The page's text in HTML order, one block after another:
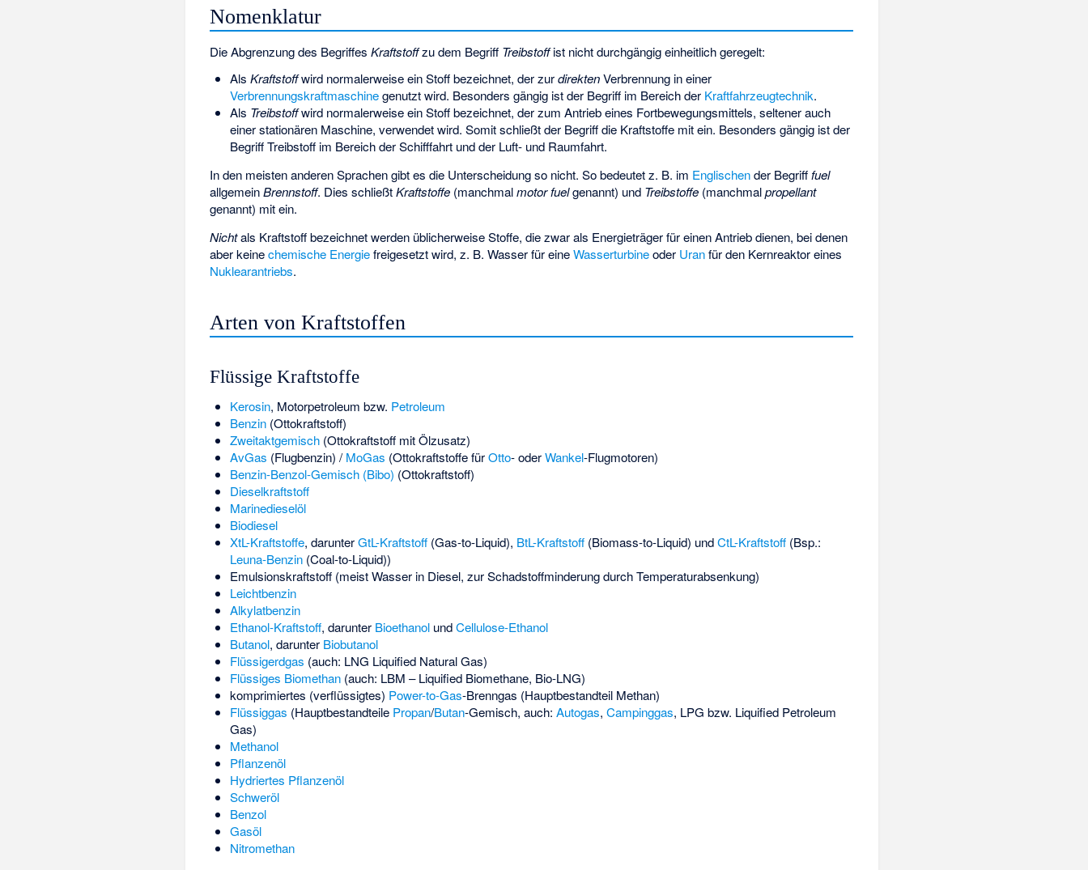
Nomenklatur
Die Abgrenzung des BegriffesKraftstoffzu dem Begriff Treibstoffist nicht durchgängig einheitlich geregelt:
Als Kraftstoffwird normalerweise ein Stoff bezeichnet, der zurdirektenVerbrennung in einer
Verbrennungskraftmaschinegenutzt wird. Besonders gängig ist der Begriff im Bereich der Kraftfahrzeugtechnik.
Als Treibstoffwird normalerweise ein Stoff bezeichnet, der zum Antrieb eines Fortbewegungsmittels, seltener auch
einer stationären Maschine, verwendet wird. Somit schließt der Begriff die Kraftstoffe mit ein. Besonders gängig ist der
Begriff Treibstoff im Bereich der Schifffahrt und der Luft- und Raumfahrt.
In den meisten anderen Sprachen gibt es die Unterscheidung so nicht. So bedeutet z. B. im Englischender Begrifffuel
allgemeinBrennstoff. Dies schließtKraftstoffe (manchmalmotor fuelgenannt) und Treibstoffe (manchmalpropellant
genannt) mit ein.
Nichtals Kraftstoff bezeichnet werden üblicherweise Stoffe, die zwar als Energieträger für einen Antrieb dienen, bei denen
aber keinechemische Energiefreigesetzt wird, z. B. Wasser für eineWasserturbineoder Uranfür den Kernreaktor eines
Nuklearantriebs.
Arten von Kraftstoffen
Flüssige Kraftstoffe
Kerosin, Motorpetroleum bzw. Petroleum
Benzin(Ottokraftstoff)
Zweitaktgemisch(Ottokraftstoff mit Ölzusatz)
AvGas (Flugbenzin) /MoGas (Ottokraftstoffe fürOtto- oderWankel-Flugmotoren)
Benzin-Benzol-Gemisch (Bibo) (Ottokraftstoff)
Dieselkraftstoff
Marinedieselöl
Biodiesel
XtL-Kraftstoffe, darunterGtL-Kraftstoff(Gas-to-Liquid), BtL-Kraftstoff(Biomass-to-Liquid) undCtL-Kraftstoff(Bsp.:
Leuna-Benzin(Coal-to-Liquid))
Emulsionskraftstoff(meist Wasser in Diesel, zur Schadstoffminderung durch Temperaturabsenkung)
Leichtbenzin
Alkylatbenzin
Ethanol-Kraftstoff, darunter BioethanolundCellulose-Ethanol
Butanol, darunter Biobutanol
Flüssigerdgas (auch: LNG Liquified Natural Gas)
Flüssiges Biomethan(auch: LBM – Liquified Biomethane, Bio-LNG)
komprimiertes (verflüssigtes) Power-to-Gas-Brenngas (Hauptbestandteil Methan)
Flüssiggas (Hauptbestandteile Propan/Butan-Gemisch, auch: Autogas, Campinggas, LPG bzw. Liquified Petroleum
Gas)
Methanol
Pflanzenöl
Hydriertes Pflanzenöl
Schweröl
Benzol
Gasöl
Nitromethan